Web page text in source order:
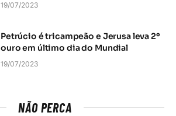
19/07/2023
Petrúcio é tricampeão e Jerusa leva 2º
ouro em último dia do Mundial
19/07/2023
NÃO PERCA